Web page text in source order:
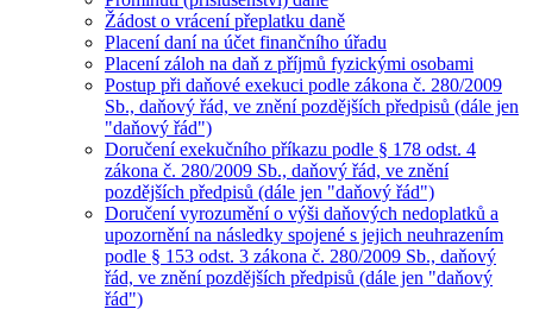
Žádost o vrácení přeplatku daně
Placení daní na účet finančního úřadu
Placení záloh na daň z příjmů fyzickými osobami
Postup při daňové exekuci podle zákona č. 280/2009
Sb., daňový řád, ve znění pozdějších předpisů (dále jen
"daňový řád")
Doručení exekučního příkazu podle § 178 odst. 4
zákona č. 280/2009 Sb., daňový řád, ve znění
pozdějších předpisů (dále jen "daňový řád")
Doručení vyrozumění o výši daňových nedoplatků a
upozornění na následky spojené s jejich neuhrazením
podle § 153 odst. 3 zákona č. 280/2009 Sb., daňový
řád, ve znění pozdějších předpisů (dále jen "daňový
řád")